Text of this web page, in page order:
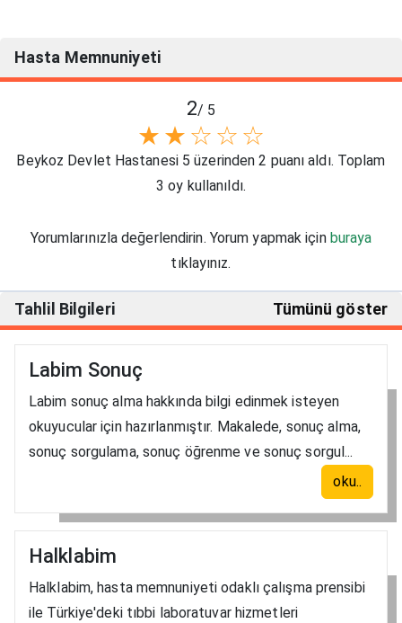
Hasta Memnuniyeti
2/ 5
☆
☆
☆
★
★
Beykoz Devlet Hastanesi 5 üzerinden 2 puanı aldı. Toplam
3 oy kullanıldı.
Yorumlarınızla değerlendirin. Yorum yapmak için buraya
tıklayınız.
Tahlil Bilgileri Tümünü göster
Labim Sonuç
Labim sonuç alma hakkında bilgi edinmek isteyen
okuyucular için hazırlanmıştır. Makalede, sonuç alma,
sonuç sorgulama, sonuç öğrenme ve sonuç sorgul...
oku..
Halklabim
Halklabim, hasta memnuniyeti odaklı çalışma prensibi
ile Türkiye'deki tıbbi laboratuvar hizmetleri